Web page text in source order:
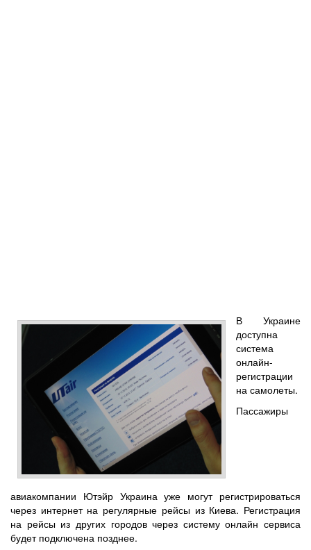
В Украине
доступна
система
онлайн-
регистрации
на самолеты.
Пассажиры
авиакомпании Ютэйр Украина уже могут регистрироваться
через интернет на регулярные рейсы из Киева. Регистрация
на рейсы из других городов через систему онлайн сервиса
будет подключена позднее.